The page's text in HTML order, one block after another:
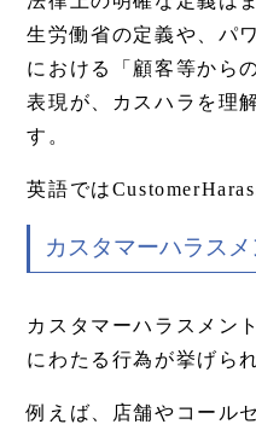
生労働省の定義や、パ
における「顧客等から
表現が、カスハラを理
す。
英語では
カスタマーハラス
カスタマーハラスメン
にわたる行為が挙げら
例えば、店舗やコール